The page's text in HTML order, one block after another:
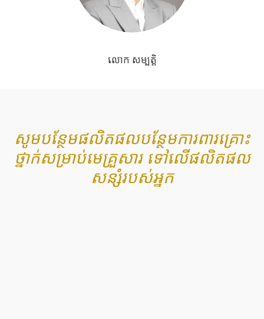
លោក សម្បត្តិ
សូមបន្ថែមផលិតផលបន្ថែមការពារគ្រោះ
ថ្នាក់សម្រាប់មេគ្រួសារ ទៅលើផលិតផល
សន្សំរបស់អ្នក